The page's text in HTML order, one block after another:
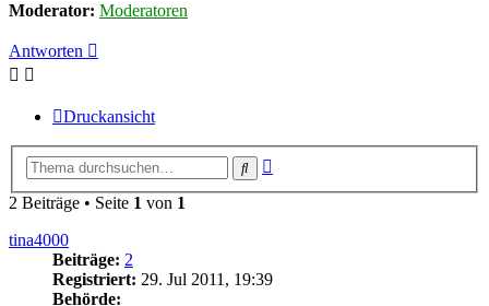
Moderator: Moderatoren
Antworten
Druckansicht
Suche
2 Beiträge • Seite 1 von 1
tina4000
Beiträge: 2
Registriert: 29. Jul 2011, 19:39
Behörde: